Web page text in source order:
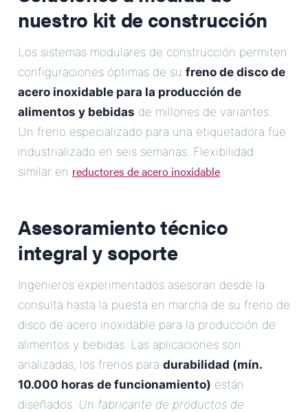
nuestro kit de construcción
Los sistemas modulares de construcción permiten
configuraciones óptimas de su freno de disco de
acero inoxidable para la producción de
alimentos y bebidas de millones de variantes.
Un freno especializado para una etiquetadora fue
industrializado en seis semanas. Flexibilidad
similar en reductores de acero inoxidable.
Asesoramiento técnico
integral y soporte
Ingenieros experimentados asesoran desde la
consulta hasta la puesta en marcha de su freno de
disco de acero inoxidable para la producción de
alimentos y bebidas. Las aplicaciones son
analizadas, los frenos para durabilidad (mín.
10.000 horas de funcionamiento) están
diseñados. Un fabricante de productos de